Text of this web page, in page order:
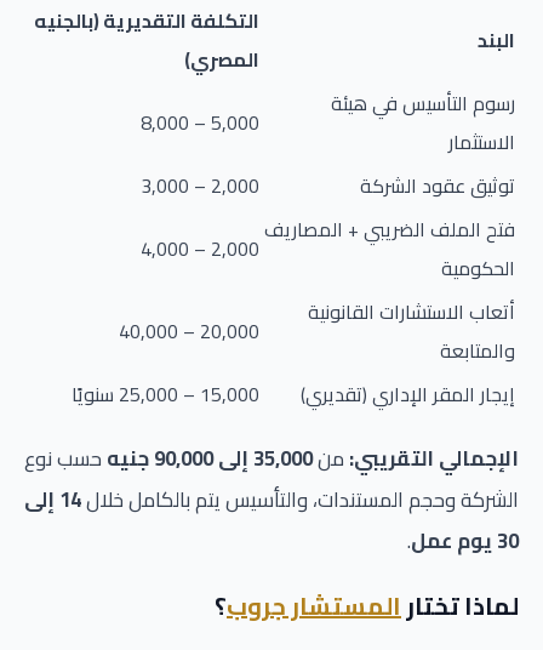
البند
التكلفة التقديرية (بالجنيه
المصري)
رسوم التأسيس في هيئة
الاستثمار
5,000 – 8,000
توثيق عقود الشركة
2,000 – 3,000
فتح الملف الضريبي + المصاريف
الحكومية
2,000 – 4,000
أتعاب الاستشارات القانونية
والمتابعة
20,000 – 40,000
إيجار المقر الإداري (تقديري)
15,000 – 25,000 سنويًا
الإجمالي التقريبي:من35,000 إلى 90,000 جنيه
حسب نوع
الشركة وحجم المستندات، والتأسيس يتم بالكامل خلال
14 إلى
30 يوم عمل
.
لماذا تختارالمستشار جروب؟